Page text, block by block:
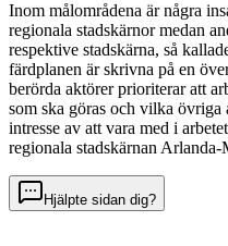
Inom målområdena är några
regionala stadskärnor medan
respektive stadskärna, så
färdplanen är skrivna på en
berörda aktörer prioriterar att
som ska göras och vilka övriga
intresse av att vara med i
regionala stadskärnan Arlanda-
Hjälpte sidan dig?